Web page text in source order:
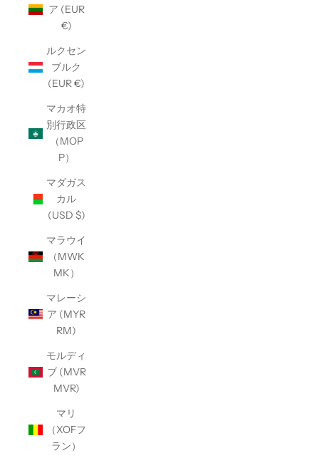
ア (EUR
€)
ルクセン
ブルク
(EUR €)
マカオ特
別行政区
（MOP
P）
マダガス
カル
(USD $)
マラウイ
（MWK
MK）
マレーシ
ア (MYR
RM)
モルディ
ブ (MVR
MVR)
マリ
（XOFフ
ラン）